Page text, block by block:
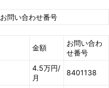
お問い合わせ番号
金額
お問い合わ
せ番号
4.5万円/
月
8401138